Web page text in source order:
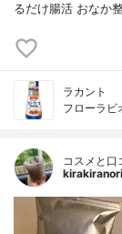
るだけ腸活 おなか
ラカント
フローラビ
コスメと口